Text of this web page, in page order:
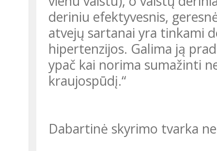
deriniu efektyvesnis,
atvejų sartanai yra tinkami
hipertenzijos. Galima ją
ypač kai norima sumažinti
kraujospūdį.“
Dabartinė skyrimo tvarka